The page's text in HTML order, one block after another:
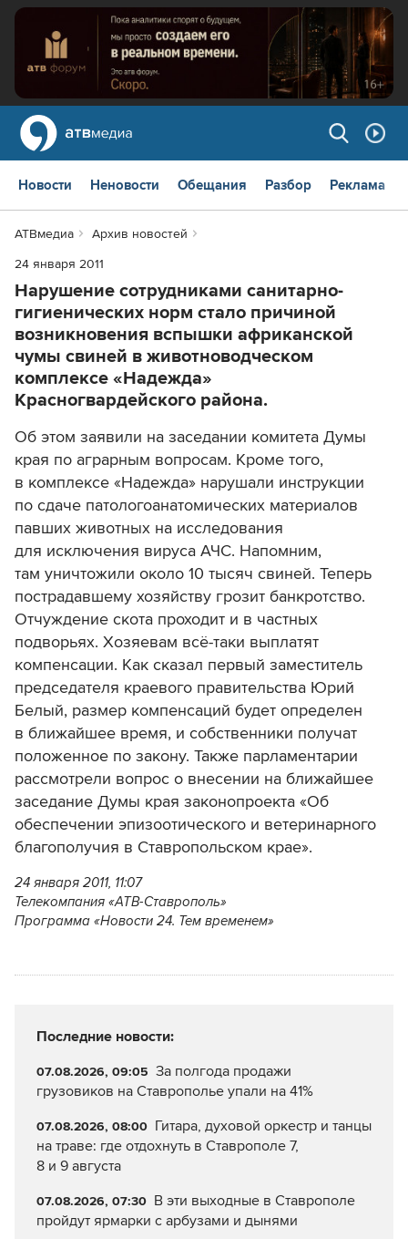
Новости Неновости Обещания Разбор Реклама
АТВмедиа
Архив новостей
24 января 2011
Нарушение сотрудниками санитарно-
гигиенических норм стало причиной
возникновения вспышки африканской
чумы свиней в животноводческом
комплексе «Надежда»
Красногвардейского района.
Об этом заявили на заседании комитета Думы
края по аграрным вопросам. Кроме того,
в комплексе «Надежда» нарушали инструкции
по сдаче патологоанатомических материалов
павших животных на исследования
для исключения вируса АЧС. Напомним,
там уничтожили около 10 тысяч свиней. Теперь
пострадавшему хозяйству грозит банкротство.
Отчуждение скота проходит и в частных
подворьях. Хозяевам всё-таки выплатят
компенсации. Как сказал первый заместитель
председателя краевого правительства Юрий
Белый, размер компенсаций будет определен
в ближайшее время, и собственники получат
положенное по закону. Также парламентарии
рассмотрели вопрос о внесении на ближайшее
заседание Думы края законопроекта «Об
обеспечении эпизоотического и ветеринарного
благополучия в Ставропольском крае».
24 января 2011, 11:07
Телекомпания «АТВ-Ставрополь»
Программа «Новости 24. Тем временем»
Последние новости:
07.08.2026, 09:05 За полгода продажи
грузовиков на Ставрополье упали на 41%
07.08.2026, 08:00 Гитара, духовой оркестр и танцы
на траве: где отдохнуть в Ставрополе 7,
8 и 9 августа
07.08.2026, 07:30 В эти выходные в Ставрополе
пройдут ярмарки с арбузами и дынями